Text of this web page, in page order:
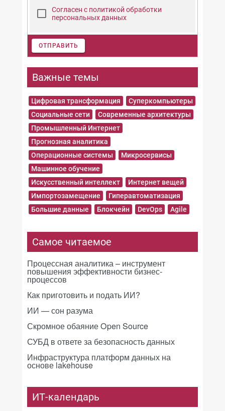
Согласен с политикой обработки
персональных данных
ОТПРАВИТЬ
Важные темы
Цифровая трансформация
Суперкомпьютеры
Социальные сети
Современные архитектуры
Промышленный Интернет
Прогнозная аналитика
Операционные системы
Микросервисы
Машинное обучение
Искусственный интеллект
Интернет вещей
Импортозамещение
Гиперавтоматизация
Большие данные
Блокчейн DevOps Agile
Самое читаемое
Процессная аналитика – инструмент
повышения эффективности бизнес-
процессов
Как приготовить и подать ИИ?
ИИ — сон разума
Скромное обаяние Open Source
СУБД в ответе за безопасность данных
Инфраструктура платформ данных на
основе lakehouse
ИТ-календарь